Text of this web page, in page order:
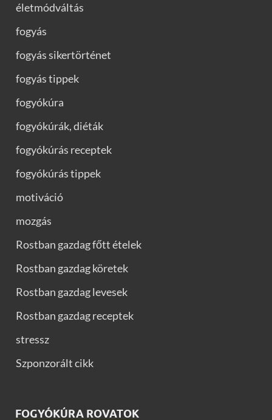
életmódváltás
fogyás
fogyás sikertörténet
fogyás tippek
fogyókúra
fogyókúrák, diéták
fogyókúrás receptek
fogyókúrás tippek
motiváció
mozgás
Rostban gazdag főtt ételek
Rostban gazdag köretek
Rostban gazdag levesek
Rostban gazdag receptek
stressz
Szponzorált cikk
FOGYÓKÚRA ROVATOK